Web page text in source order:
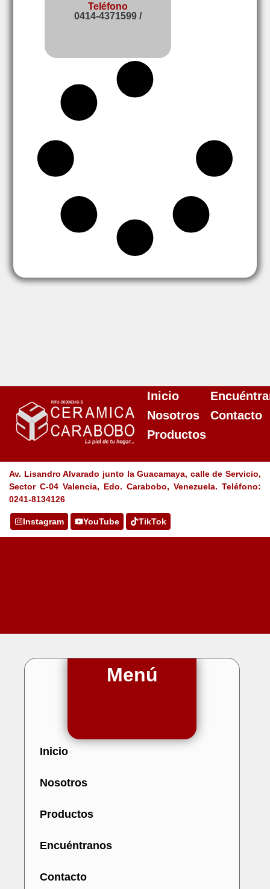
Teléfono
0414-4371599 /
Inicio
Nosotros
Productos
Contacto
Av. Lisandro Alvarado junto la Guacamaya, calle de Servicio,
Sector C-04 Valencia, Edo. Carabobo, Venezuela. Teléfono:
0241-8134126
Instagram YouTube TikTok
Menú
Inicio
Nosotros
Productos
Encuéntranos
Contacto